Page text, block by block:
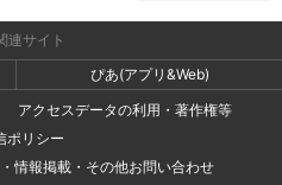
連サイト
ぴあ(アプリ&Web)
アクセスデータの利用・著作権等
ポリシー
情報掲載・その他お問い合わせ